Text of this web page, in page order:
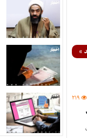
»
۲۱۹